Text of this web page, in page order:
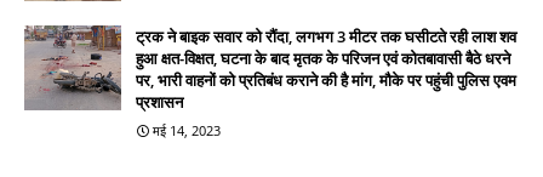
ट्रक ने बाइक सवार को रौंदा, लगभग 3 मीटर तक घसीटते रही लाश शव
हुआ क्षत-विक्षत, घटना के बाद मृतक के परिजन एवं कोतबावासी बैठे धरने
पर, भारी वाहनों को प्रतिबंध कराने की है मांग, मौके पर पहुंची पुलिस एवम
प्रशासन
मई 14, 2023